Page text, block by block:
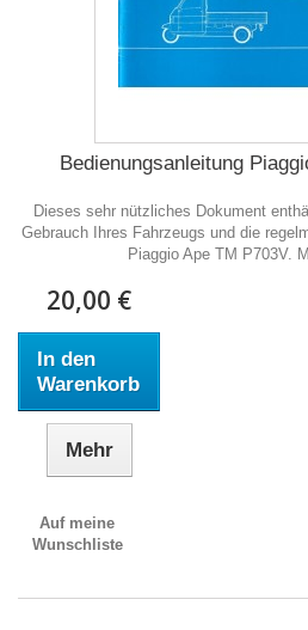
Bedienungsanleitung
Dieses sehr nützliches Dokument
Gebrauch Ihres Fahrzeugs und die
Piaggio Ape TM P703V.
20,00 €
In den
Warenkorb
Mehr
Auf meine
Wunschliste